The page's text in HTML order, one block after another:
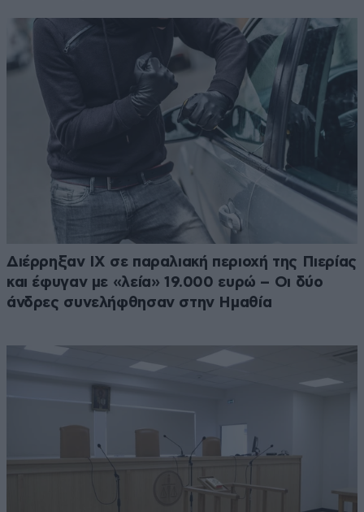
Διέρρηξαν ΙΧ σε παραλιακή περιοχή της Πιερίας
και έφυγαν με «λεία» 19.000 ευρώ – Οι δύο
άνδρες συνελήφθησαν στην Ημαθία